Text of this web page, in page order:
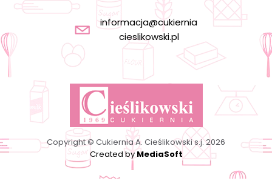
informacja@cukiernia
cieslikowski.pl
Copyright © Cukiernia A. Cieślikowski s.j. 2026
Created byMediaSoft